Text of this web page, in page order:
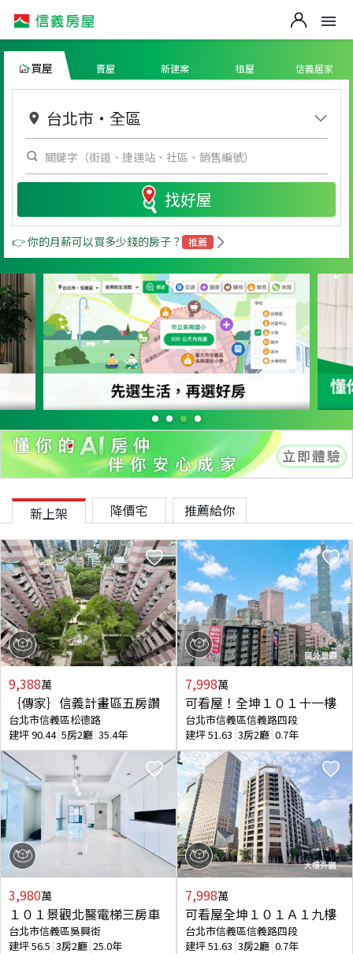
買屋 賣屋 新建案 租屋 信義居家
台北市 ・ 全區
找好屋
👉 你的月薪可以買多少錢的房子？ 推薦
新上架 降價宅 推薦給你
9,388萬
｛傳家｝信義計畫區五房讚
台北市信義區松德路
建坪90.44 5房2廳 35.4年
3,980萬
１０１景觀北醫電梯三房車
台北市信義區吳興街
建坪56.5 3房2廳 25.0年
7,998萬
可看屋！全坤１０１十一樓
台北市信義區信義路四段
建坪51.63 3房2廳 0.7年
7,998萬
可看屋全坤１０１Ａ１九樓
台北市信義區信義路四段
建坪51.63 3房2廳 0.7年